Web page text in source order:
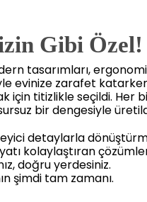
Gibi Özel!
tasarımları,
evinize zarafet
için titizlikle seçildi. Her
bir dengesiyle
detaylarla
kolaylaştıran
doğru yerdesiniz.
şimdi tam zamanı.